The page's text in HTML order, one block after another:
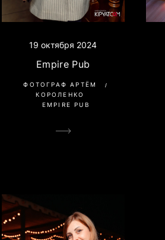
19 октября 2024
Empire Pub
ФОТОГРАФ АРТЁМ
КОРОЛЕНКО
EMPIRE PUB